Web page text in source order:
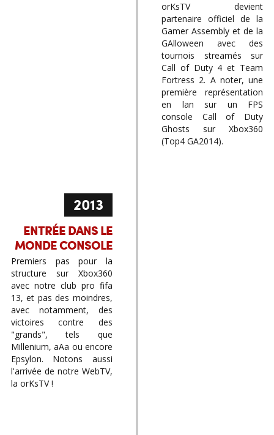
orKsTV devient
partenaire officiel de la
Gamer Assembly et de la
GAlloween avec des
tournois streamés sur
Call of Duty 4 et Team
Fortress 2. A noter, une
première représentation
en lan sur un FPS
console Call of Duty
Ghosts sur Xbox360
(Top4 GA2014).
2013
ENTRÉE DANS LE
MONDE CONSOLE
Premiers pas pour la
structure sur Xbox360
avec notre club pro fifa
13, et pas des moindres,
avec notamment, des
victoires contre des
"grands", tels que
Millenium, aAa ou encore
Epsylon. Notons aussi
l'arrivée de notre WebTV,
la orKsTV !